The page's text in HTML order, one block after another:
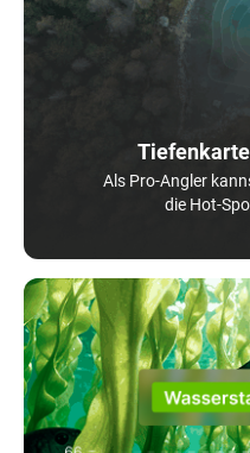
Als Pro-Angler
die Hot-